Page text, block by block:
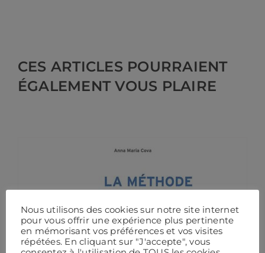
CES ARTICLES POURRAIENT
ÉGALEMENT VOUS PLAIRE
Nous utilisons des cookies sur notre site internet
pour vous offrir une expérience plus pertinente
en mémorisant vos préférences et vos visites
répétées. En cliquant sur "J'accepte", vous